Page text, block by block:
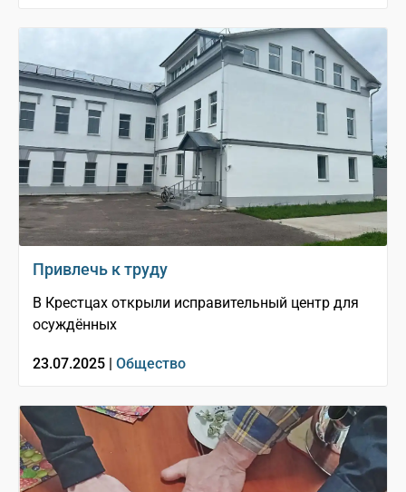
Привлечь к труду
В Крестцах открыли исправительный центр для
осуждённых
23.07.2025 | Общество